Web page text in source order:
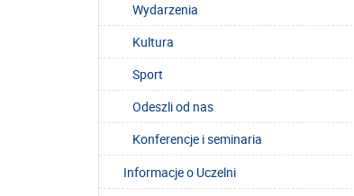
Wydarzenia
Kultura
Sport
Odeszli od nas
Konferencje i seminaria
Informacje o Uczelni